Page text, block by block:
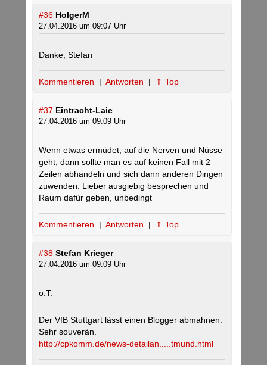
#36 HolgerM
27.04.2016 um 09:07 Uhr
Danke, Stefan
Kommentieren | Antworten | ⇑ Top
#37 Eintracht-Laie
27.04.2016 um 09:09 Uhr
Wenn etwas ermüdet, auf die Nerven und Nüsse
geht, dann sollte man es auf keinen Fall mit 2
Zeilen abhandeln und sich dann anderen Dingen
zuwenden. Lieber ausgiebig besprechen und
Raum dafür geben, unbedingt
Kommentieren | Antworten | ⇑ Top
#38 Stefan Krieger
27.04.2016 um 09:09 Uhr
o.T.
Der VfB Stuttgart lässt einen Blogger abmahnen.
Sehr souverän.
http://cpkomm.de/news-detailan.....tmund.html